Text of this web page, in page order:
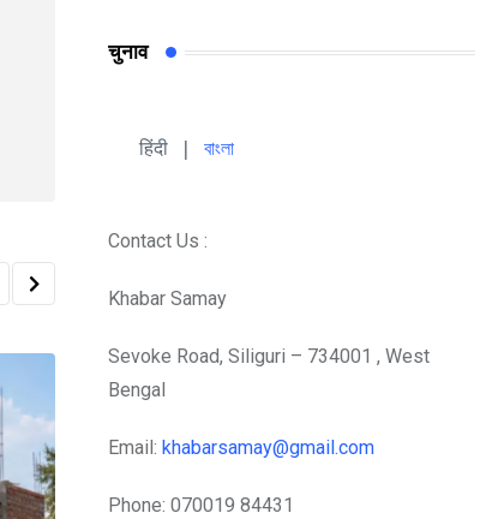
चुनाव
हिंदी | বাংলা
Contact Us :
Khabar Samay
Sevoke Road, Siliguri – 734001 , West
Bengal
Email: khabarsamay@gmail.com
Phone: 070019 84431